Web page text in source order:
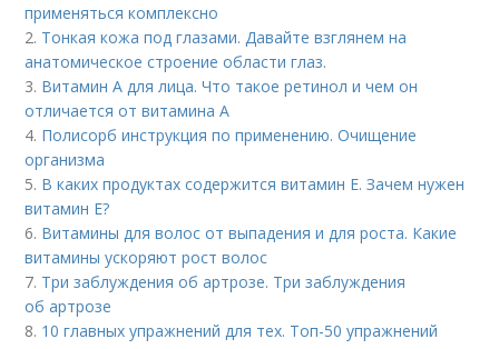
применяться комплексно
2. Тонкая кожа под глазами. Давайте взглянем на
анатомическое строение области глаз.
3. Витамин A для лица. Что такое ретинол и чем он
отличается от витамина А
4. Полисорб инструкция по применению. Очищение
организма
5. В каких продуктах содержится витамин Е. Зачем нужен
витамин Е?
6. Витамины для волос от выпадения и для роста. Какие
витамины ускоряют рост волос
7. Три заблуждения об артрозе. Три заблуждения
об артрозе
8. 10 главных упражнений для тех. Топ-50 упражнений